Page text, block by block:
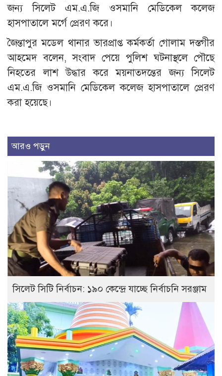
জন্য সিলেট এম.এ.জি ওসমানি মেডিকেল কলেজ
হাসপাতালে মর্গে প্রেরণ করে।
জৈন্তাপুর মডেল থানার ভারপ্রাপ্ত কর্মকর্তা গোলাম দস্তগীর
আহমেদ বলেন, সংবাদ পেয়ে পুলিশ ঘটনাস্থলে পৌছে
নিহতের লাশ উদ্ধার করে ময়নাতদন্তের জন্য সিলেট
এম.এ.জি ওসমানি মেডিকেল কলেজ হাসপাতালে প্রেরণ
করা হয়েছে।
আরও পড়ুন
সিলেট সিটি নির্বাচন: ১৯০ কেন্দ্রে যাচ্ছে নির্বাচনি সরঞ্জাম